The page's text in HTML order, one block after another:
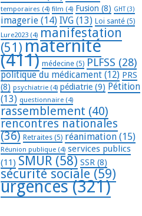
temporaires (4) film (4) Fusion (8) GHT(3)
imagerie (14) IVG (13) Loi santé (5)
Lure2023 (4) manifestation
(51) maternité
(411) médecine (5) PLFSS (28)
politique du médicament (12) PRS
(8) psychiatrie (4) pédiatrie (9) Pétition
(13) questionnaire (4)
rassemblement (40)
rencontres nationales
(36) Retraites (5) réanimation (15)
Réunion publique (4) services publics
(11) SMUR (58) SSR (8)
sécurité sociale (59)
urgences(321)